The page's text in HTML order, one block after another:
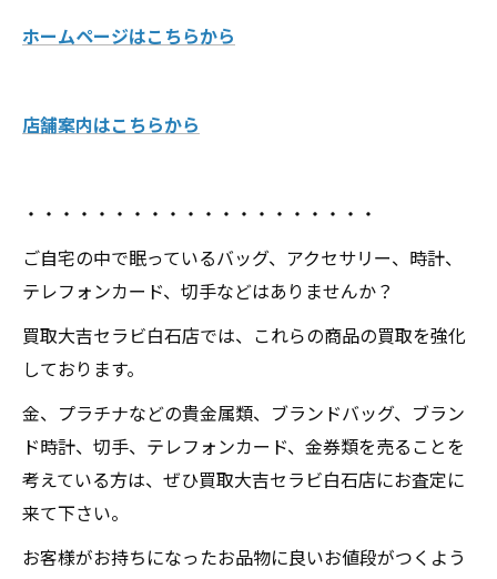
ホームページはこちらから
店舗案内はこちらから
・・・・・・・・・・・・・・・・・・・・
ご自宅の中で眠っているバッグ、アクセサリー、時計、
テレフォンカード、切手などはありませんか？
買取大吉セラビ白石店では、これらの商品の買取を強化
しております。
金、プラチナなどの貴金属類、ブランドバッグ、ブラン
ド時計、切手、テレフォンカード、金券類を売ることを
考えている方は、ぜひ買取大吉セラビ白石店にお査定に
来て下さい。
お客様がお持ちになったお品物に良いお値段がつくよう